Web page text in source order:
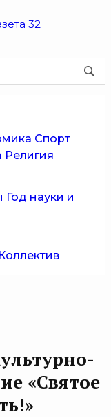
Спорт
Религия
Год науки и
Коллектив
«Святое